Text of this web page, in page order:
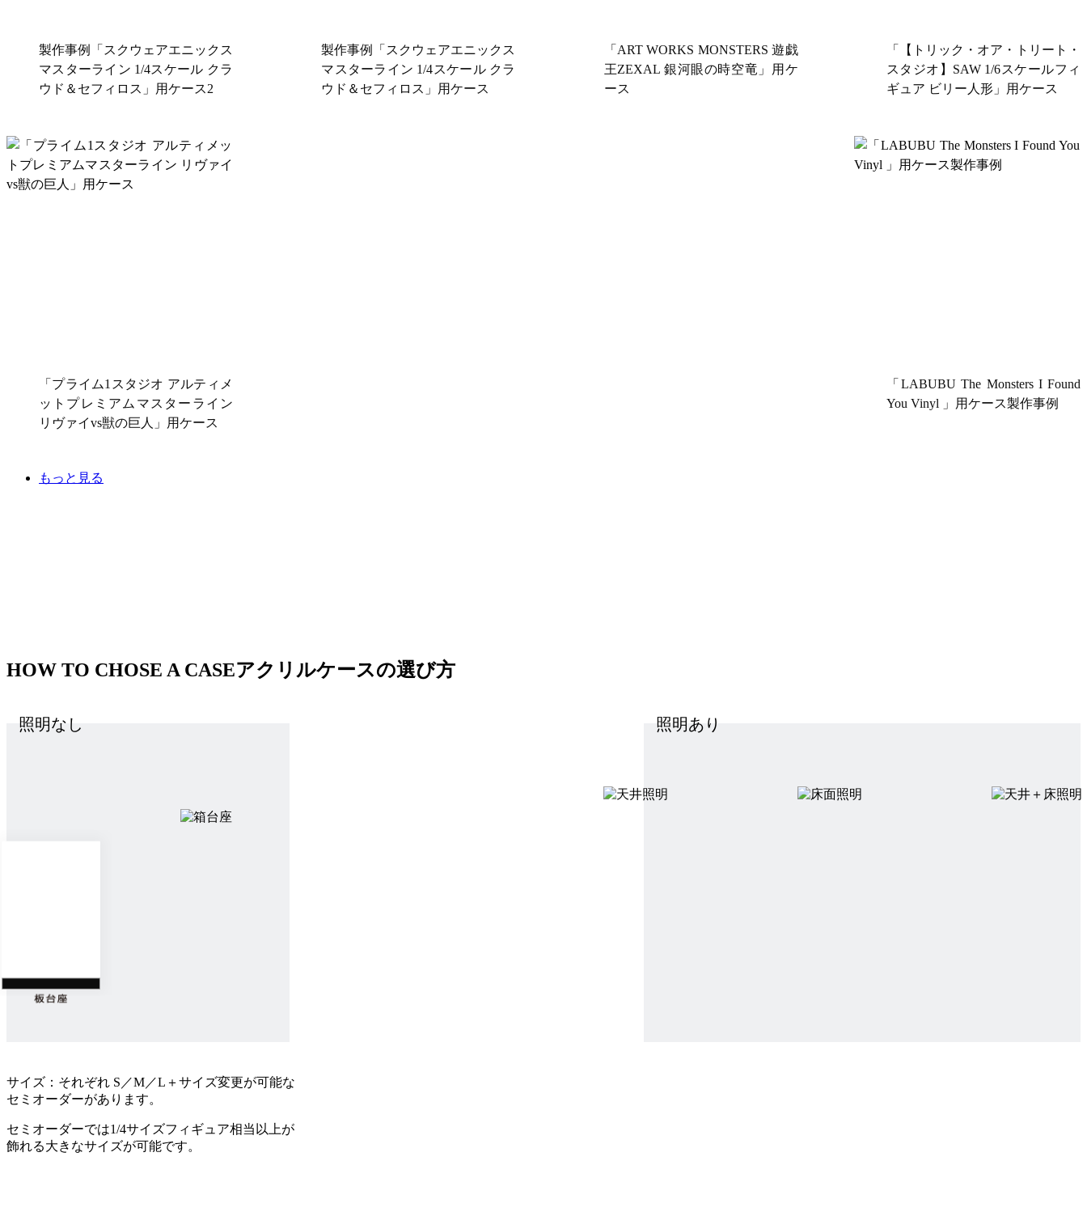
製作事例「スクウェアエニックス
マスターライン 1/4スケール クラ
ウド＆セフィロス」用ケース2
製作事例「スクウェアエニックス
マスターライン 1/4スケール クラ
ウド＆セフィロス」用ケース
「ART WORKS MONSTERS 遊戯
王ZEXAL 銀河眼の時空竜」用ケ
ース
「【トリック・オア・トリート・
スタジオ】SAW 1/6スケールフィ
ギュア ビリー人形」用ケース
「プライム1スタジオ アルティメ
ットプレミアムマスターライン
リヴァイvs獣の巨人」用ケース
「LABUBU The Monsters I Found
You Vinyl 」用ケース製作事例
もっと見る
HOW TO CHOSE A CASEアクリルケースの選び方
照明なし 照明あり
サイズ：それぞれ S／M／L＋サイズ変更が可能な
セミオーダーがあります。
セミオーダーでは1/4サイズフィギュア相当以上が
飾れる大きなサイズが可能です。